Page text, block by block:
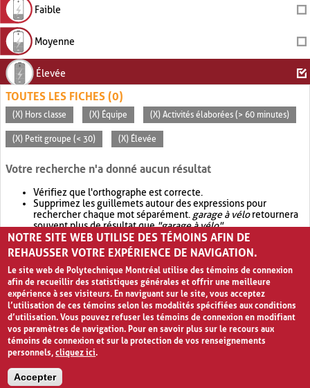
Faible
Moyenne
Élevée
TOUTES LES FICHES (0)
(X) Hors classe (X) Équipe (X) Activités élaborées (> 60 minutes)
(X) Petit groupe (< 30) (X) Élevée
Votre recherche n'a donné aucun résultat
Vérifiez que l'orthographe est correcte.
Supprimez les guillemets autour des expressions pour
rechercher chaque mot séparément. garage à véloretournera
souvent plus de résultat que"garage à vélo".
Envisagez d'élargir votre recherche avec OR.garage OR vélo
retournera souvent plus de résultat quegarage à vélo
NOTRE SITE WEB UTILISE DES TÉMOINS AFIN DE
REHAUSSER VOTRE EXPÉRIENCE DE NAVIGATION.
Le site web de Polytechnique Montréal utilise des témoins de connexion
afin de recueillir des statistiques générales et offrir une meilleure
expérience à ses visiteurs. En naviguant sur le site, vous acceptez
l’utilisation de ces témoins selon les modalités spécifiées aux conditions
d’utilisation. Vous pouvez refuser les témoins de connexion en modifiant
vos paramètres de navigation. Pour en savoir plus sur le recours aux
témoins de connexion et sur la protection de vos renseignements
personnels,cliquez ici.
Accepter